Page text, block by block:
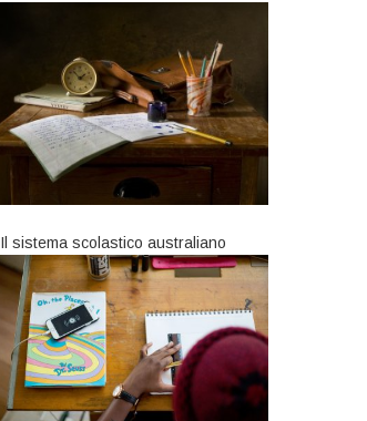
Il sistema scolastico australiano